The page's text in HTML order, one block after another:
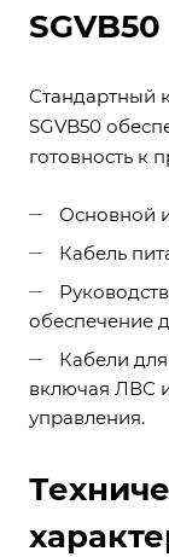
SGVB50
Стандартный
SGVB50
готовность к
Основной
Кабель
обеспечение
Кабели
включая ЛВС
управления.